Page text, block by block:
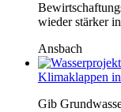
wieder stärker
Ansbach
Klimaklappen
Gib